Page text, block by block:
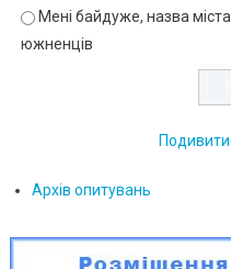
Мені байдуже, назва
южненців
Архів опитувань